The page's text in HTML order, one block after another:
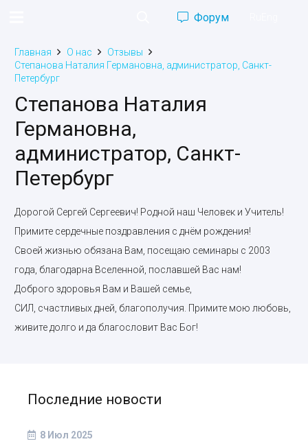
Форум
Главная О нас
Отзывы
Степанова Наталия Германовна, администратор, Санкт-
Петербург
Степанова Наталия
Германовна,
администратор, Санкт-
Петербург
Дорогой Сергей Сергеевич! Родной наш Человек и Учитель!
Примите сердечные поздравления с днём рождения!
Своей жизнью обязана Вам, посещаю семинары с 2003
года, благодарна Вселенной, пославшей Вас нам!
Доброго здоровья Вам и Вашей семье,
СИЛ, счастливых дней, благополучия. Примите мою любовь,
живите долго и да благословит Вас Бог!
Последние новости
8 Июл 2025